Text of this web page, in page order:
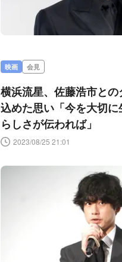
映画 会見
横浜流星、佐藤浩市と
込めた思い「今を大切
らしさが伝われば」
2023/08/25 21:01